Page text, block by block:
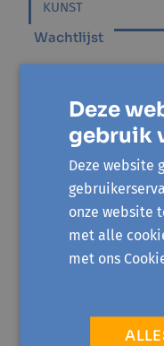
KUNST
Wachtlijst
za 12 december
Unieke
KUNST
Wachtlijst
ZAVENTEM
za 23 januari '27 -
Deze
gebruik
Deze website
onze website
met alle
met ons